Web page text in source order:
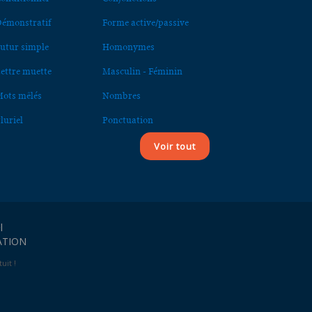
Forme active/passive
simple Homonymes
muette Masculin - Féminin
mêlés Nombres
Ponctuation
Voir tout
!